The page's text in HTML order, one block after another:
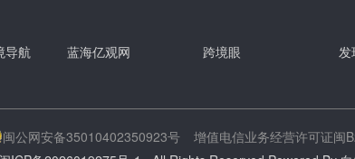
导航 蓝海亿观网 跨境眼 发
闽公网安备35010402350923号
增值电信业务经营许可证闽